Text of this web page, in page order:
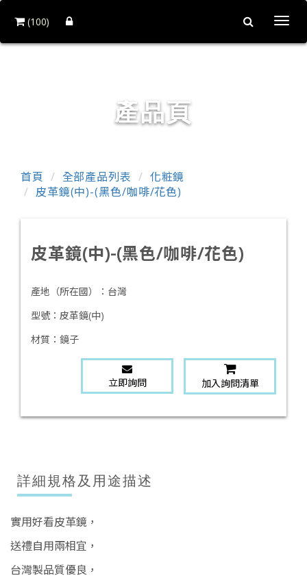
(100)
產品頁
首頁 全部產品列表
化粧鏡
皮革鏡(中)-(黑色/咖啡/花色)
皮革鏡(中)-(黑色/咖啡/花色)
產地（所在國）： 台灣
型號： 皮革鏡(中)
材質： 鏡子
立即詢問 加入詢問清單
詳細規格及用途描述
實用好看皮革鏡，
送禮自用兩相宜，
台灣製品質優良，